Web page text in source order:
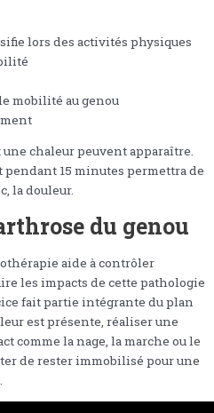
lors des activités physiques
mobilité au genou
chaleur peuvent apparaître.
pendant 15 minutes permettra de
la douleur.
du genou
aide à contrôler
les impacts de cette pathologie
fait partie intégrante du plan
est présente, réaliser une
comme la nage, la marche ou le
de rester immobilisé pour une